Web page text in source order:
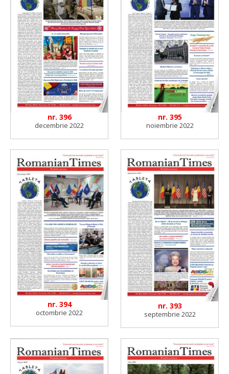
nr. 396
decembrie 2022
nr. 395
noiembrie 2022
nr. 394
octombrie 2022
nr. 393
septembrie 2022